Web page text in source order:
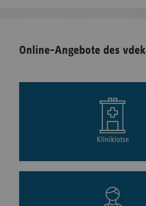
Online-Angebote des vdek
Kliniklotse